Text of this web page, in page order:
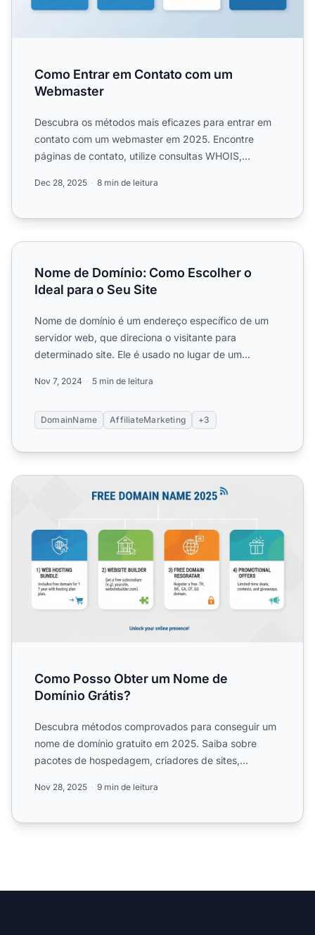
Como Entrar em Contato com um
Webmaster
Descubra os métodos mais eficazes para entrar em
contato com um webmaster em 2025. Encontre
páginas de contato, utilize consultas WHOIS,
Dec 28, 2025 8 min de leitura
Nome de Domínio: Como Escolher o Ideal para o Seu Site
Nome de Domínio: Como Escolher o
Ideal para o Seu Site
Nome de domínio é um endereço específico de um
servidor web, que direciona o visitante para
determinado site. Ele é usado no lugar de um
Nov 7, 2024 5 min de leitura
DomainName AffiliateMarketing +3
Como Posso Obter um Nome de Domínio Grátis?
Como Posso Obter um Nome de
Domínio Grátis?
Descubra métodos comprovados para conseguir um
nome de domínio gratuito em 2025. Saiba sobre
pacotes de hospedagem, criadores de sites,
Nov 28, 2025 9 min de leitura